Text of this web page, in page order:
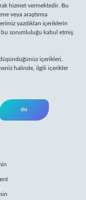
hizmet vermektedir. Bu
veya araştırma
yazdıkları içeriklerin
sorumluluğu kabul etmiş
içerikleri,
halinde, ilgili içerikler